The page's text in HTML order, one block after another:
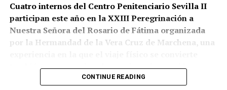
Cuatro internos del Centro Penitenciario Sevilla II
participan este año en la XXIII Peregrinación a
Nuestra Señora del Rosario de Fátima organizada
por la Hermandad de la Vera Cruz de Marchena, una
también en un camino de convivencia, oración y
reflexión personal.CONTINUE READING